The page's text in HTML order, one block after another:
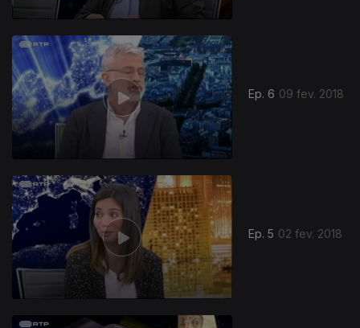
Ep. 6 09 fev. 2018
Ep. 5 02 fev. 2018